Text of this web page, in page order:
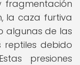
fragmentación
la caza furtiva
algunas de las
reptiles debido
presiones